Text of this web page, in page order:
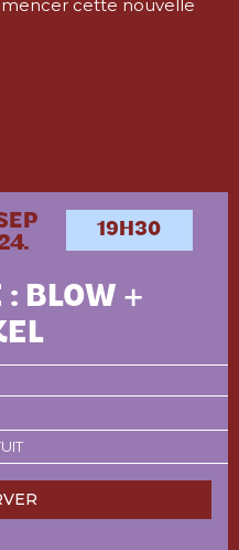
cette nouvelle
19H30
: BLOW +